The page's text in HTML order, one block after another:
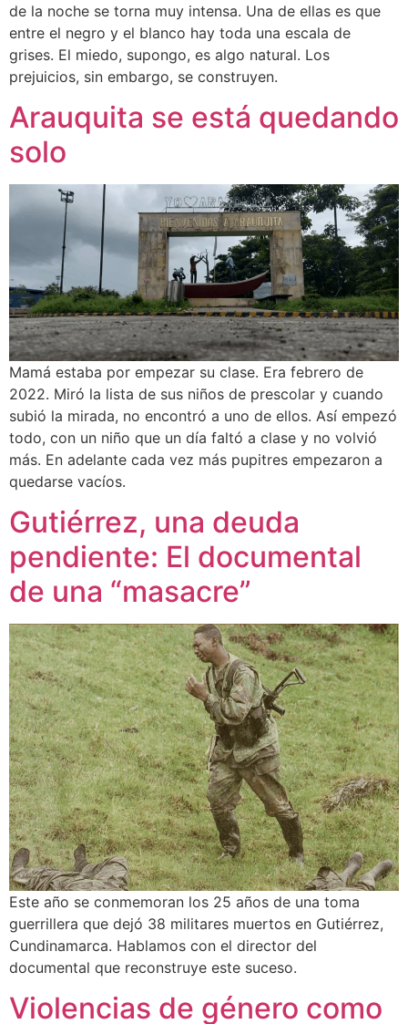
de la noche se torna muy intensa. Una de ellas es que
entre el negro y el blanco hay toda una escala de
grises. El miedo, supongo, es algo natural. Los
prejuicios, sin embargo, se construyen.
Arauquita se está quedando
solo
Mamá estaba por empezar su clase. Era febrero de
2022. Miró la lista de sus niños de prescolar y cuando
subió la mirada, no encontró a uno de ellos. Así empezó
todo, con un niño que un día faltó a clase y no volvió
más. En adelante cada vez más pupitres empezaron a
quedarse vacíos.
Gutiérrez, una deuda
pendiente: El documental
de una “masacre”
Este año se conmemoran los 25 años de una toma
guerrillera que dejó 38 militares muertos en Gutiérrez,
Cundinamarca. Hablamos con el director del
documental que reconstruye este suceso.
Violencias de género como